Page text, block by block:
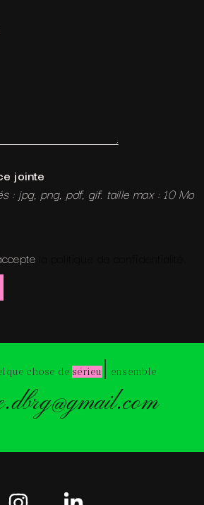
jointe
: jpg, png, pdf, gif. taille max : 10 Mo
chose desérie| ensemble